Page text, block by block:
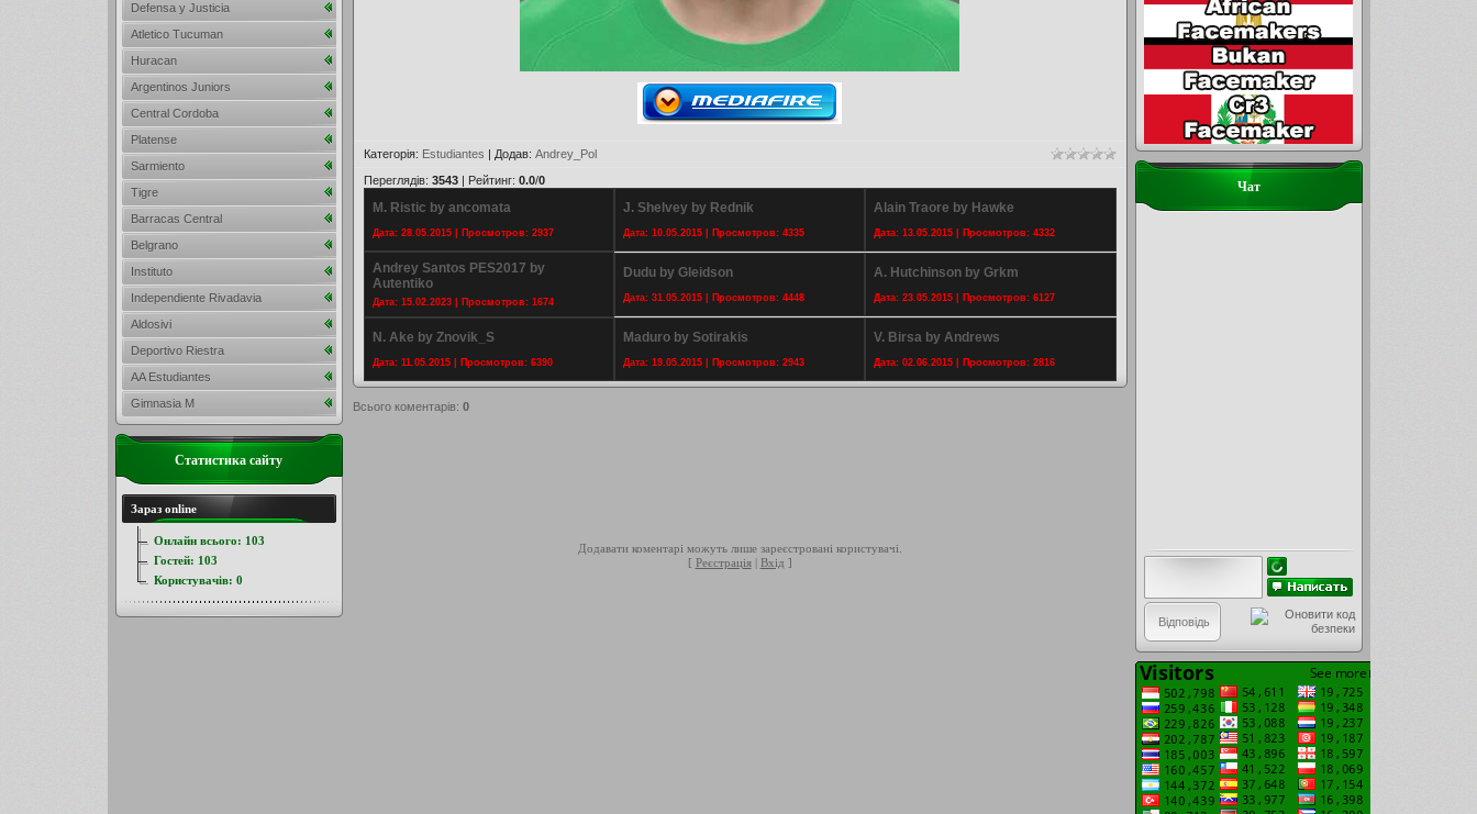
Категорія: Estudiantes | Додав: Andrey_Pol
Переглядів: 3543| Рейтинг: 0.0/0
M. Ristic by ancomata
Дата: 28.05.2015 | Просмотров: 2937
J. Shelvey by Rednik
Дата: 10.05.2015 | Просмотров: 4335
Alain Traore by Hawke
Дата: 13.05.2015 | Просмотров: 4332
Andrey Santos PES2017 by
Autentiko
Дата: 15.02.2023 | Просмотров: 1674
Dudu by Gleidson
Дата: 31.05.2015 | Просмотров: 4448
A. Hutchinson by Grkm
Дата: 23.05.2015 | Просмотров: 6127
N. Ake by Znovik_S
Дата: 11.05.2015 | Просмотров: 6390
Maduro by Sotirakis
Дата: 19.05.2015 | Просмотров: 2943
V. Birsa by Andrews
Дата: 02.06.2015 | Просмотров: 2816
Всього коментарів: 0
Додавати коментарі можуть лише зареєстровані користувачі.
[ Реєстрація| Вхід ]
Чат
Defensa y Justicia
Atletico Tucuman
Huracan
Argentinos Juniors
Central Cordoba
Platense
Sarmiento
Tigre
Barracas Central
Belgrano
Instituto
Independiente Rivadavia
Aldosivi
Deportivo Riestra
AA Estudiantes
Gimnasia M
Статистика сайту
Зараз online
Онлайн всього: 103
Гостей: 103
Користувачів: 0